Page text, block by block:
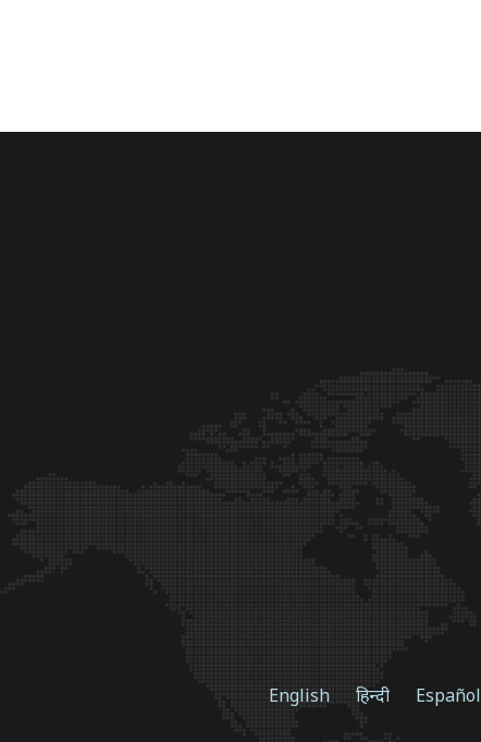
English हिन्दी Español